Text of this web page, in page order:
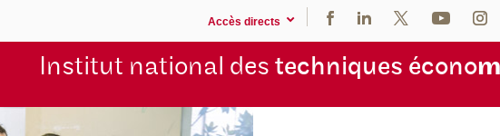
Accès directs
Institut national des techniques écono